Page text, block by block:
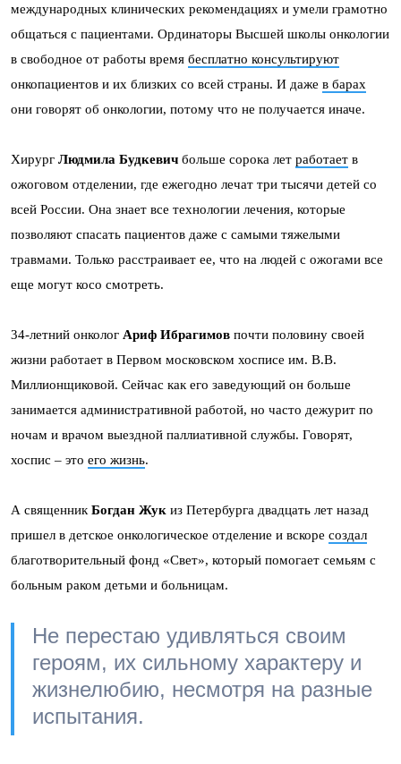
международных клинических рекомендациях и умели грамотно
общаться с пациентами. Ординаторы Высшей школы онкологии
в свободное от работы время бесплатно консультируют
онкопациентов и их близких со всей страны. И даже в барах
они говорят об онкологии, потому что не получается иначе.
Хирург Людмила Будкевич больше сорока лет работает в
ожоговом отделении, где ежегодно лечат три тысячи детей со
всей России. Она знает все технологии лечения, которые
позволяют спасать пациентов даже с самыми тяжелыми
травмами. Только расстраивает ее, что на людей с ожогами все
еще могут косо смотреть.
34-летний онколог Ариф Ибрагимов почти половину своей
жизни работает в Первом московском хосписе им. В.В.
Миллионщиковой. Сейчас как его заведующий он больше
занимается административной работой, но часто дежурит по
ночам и врачом выездной паллиативной службы. Говорят,
хоспис – это его жизнь.
А священник Богдан Жук из Петербурга двадцать лет назад
пришел в детское онкологическое отделение и вскоре создал
благотворительный фонд «Свет», который помогает семьям с
больным раком детьми и больницам.
Не перестаю удивляться своим
героям, их сильному характеру и
жизнелюбию, несмотря на разные
испытания.